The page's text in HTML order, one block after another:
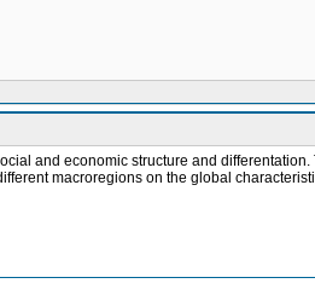
and economic structure and
macroregions on the global